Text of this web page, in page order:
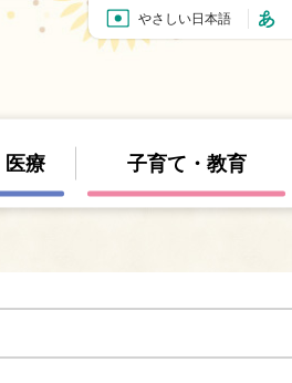
やさしい日本語
医療 子育て・教育